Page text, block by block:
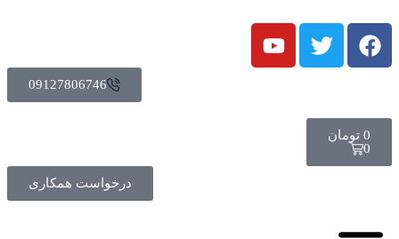
09127806746
0 تومان
0
درخواست همکاری